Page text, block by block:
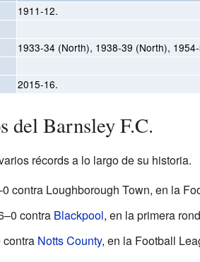
1911-12.
1933-34 (North), 1938-39 (North),
2015-16.
del Barnsley F.C.
récords a lo largo de su historia.
contra Loughborough Town, en la
contra Blackpool, en la primera
contra Notts County, en la Football